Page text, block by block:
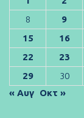
8
9
15
16
22
23
29
30
« Αυγ Οκτ »